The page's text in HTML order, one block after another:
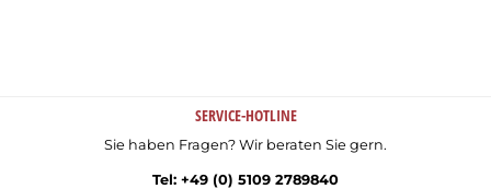
SERVICE-HOTLINE
Sie haben Fragen? Wir beraten Sie gern.
Tel: +49 (0) 5109 2789840